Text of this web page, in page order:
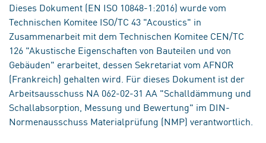
Dieses Dokument (EN ISO 10848-1:2016) wurde vom
Technischen Komitee ISO/TC 43 "Acoustics" in
Zusammenarbeit mit dem Technischen Komitee CEN/TC
126 "Akustische Eigenschaften von Bauteilen und von
Gebäuden" erarbeitet, dessen Sekretariat vom AFNOR
(Frankreich) gehalten wird. Für dieses Dokument ist der
Arbeitsausschuss NA 062-02-31 AA "Schalldämmung und
Schallabsorption, Messung und Bewertung" im DIN-
Normenausschuss Materialprüfung (NMP) verantwortlich.